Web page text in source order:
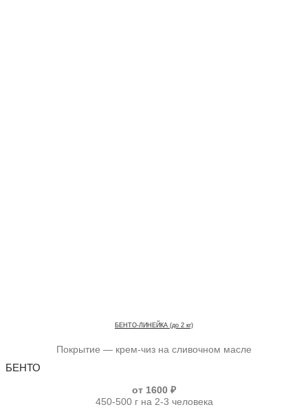
БЕНТО-ЛИНЕЙКА (до 2 кг)
Покрытие — крем-чиз на сливочном масле
БЕНТО
от 1600 ₽
450-500 г на 2-3 человека